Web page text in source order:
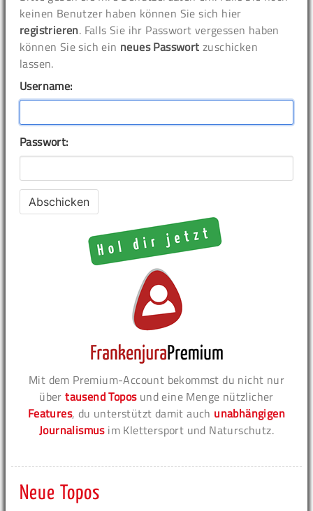
keinen Benutzer haben können Sie sich hier
registrieren. Falls Sie ihr Passwort vergessen haben
können Sie sich ein neues Passwort zuschicken
lassen.
Username:
Passwort:
Mit dem Premium-Account bekommst du nicht nur
übertausend Toposund eine Menge nützlicher
Features, du unterstützt damit auch unabhängigen
Journalismusim Klettersport und Naturschutz.
Neue Topos